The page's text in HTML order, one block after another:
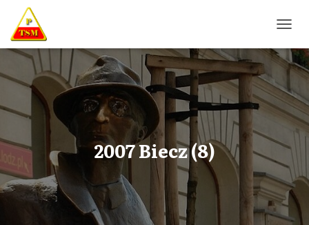
R
Z
Ł
Ą
C
A
W
I
G
A
C
2007 Biecz (8)